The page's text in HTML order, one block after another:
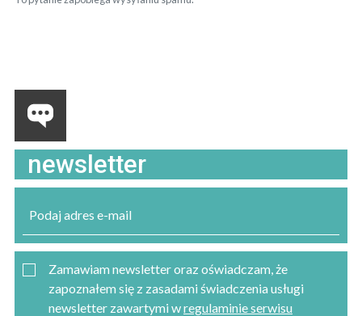
newsletter
Zamawiam newsletter oraz oświadczam, że
zapoznałem się z zasadami świadczenia usługi
newsletter zawartymi wregulaminie serwisu